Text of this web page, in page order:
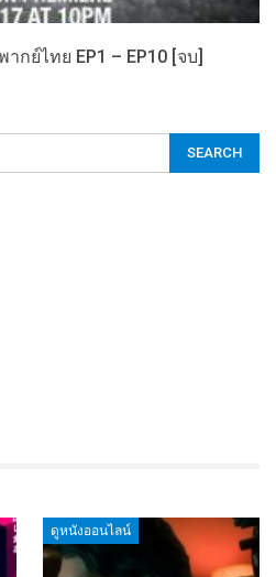
กย์ไทย EP1 – EP10 [จบ]
ดูหนังออนไลน์